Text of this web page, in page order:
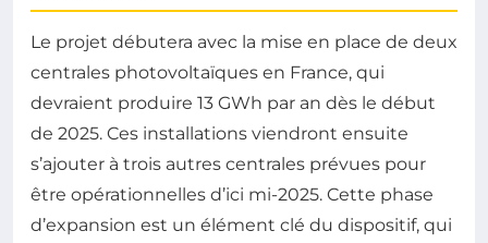
Le projet débutera avec la mise en place de deux
centrales photovoltaïques en France, qui
devraient produire 13 GWh par an dès le début
de 2025. Ces installations viendront ensuite
s’ajouter à trois autres centrales prévues pour
être opérationnelles d’ici mi-2025. Cette phase
d’expansion est un élément clé du dispositif, qui